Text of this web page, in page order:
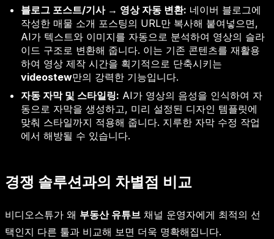
블로그 포스트/기사 → 영상 자동 변환: 네이버 블로그에
작성한 매물 소개 포스팅의 URL만 복사해 붙여넣으면,
AI가 텍스트와 이미지를 자동으로 분석하여 영상의 슬라
이드 구조로 변환해 줍니다. 이는 기존 콘텐츠를 재활용
하여 영상 제작 시간을 획기적으로 단축시키는
videostew만의 강력한 기능입니다.
자동 자막 및 스타일링: AI가 영상의 음성을 인식하여 자
동으로 자막을 생성하고, 미리 설정된 디자인 템플릿에
맞춰 스타일까지 적용해 줍니다. 지루한 자막 수정 작업
에서 해방될 수 있습니다.
경쟁 솔루션과의 차별점 비교
비디오스튜가 왜 부동산 유튜브 채널 운영자에게 최적의 선
택인지 다른 툴과 비교해 보면 더욱 명확해집니다.